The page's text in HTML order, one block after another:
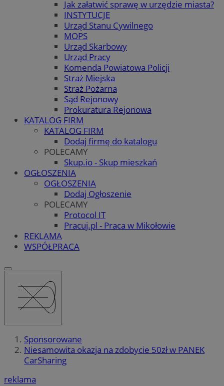
Jak załatwić sprawę w urzędzie miasta?
INSTYTUCJE
Urząd Stanu Cywilnego
MOPS
Urząd Skarbowy
Urząd Pracy
Komenda Powiatowa Policji
Straż Miejska
Straż Pożarna
Sąd Rejonowy
Prokuratura Rejonowa
KATALOG FIRM
KATALOG FIRM
Dodaj firmę do katalogu
POLECAMY
Skup.io - Skup mieszkań
OGŁOSZENIA
OGŁOSZENIA
Dodaj Ogłoszenie
POLECAMY
Protocol IT
Pracuj.pl - Praca w Mikołowie
REKLAMA
WSPÓŁPRACA
Sponsorowane
Niesamowita okazja na zdobycie 50zł w PANEK
CarSharing
reklama